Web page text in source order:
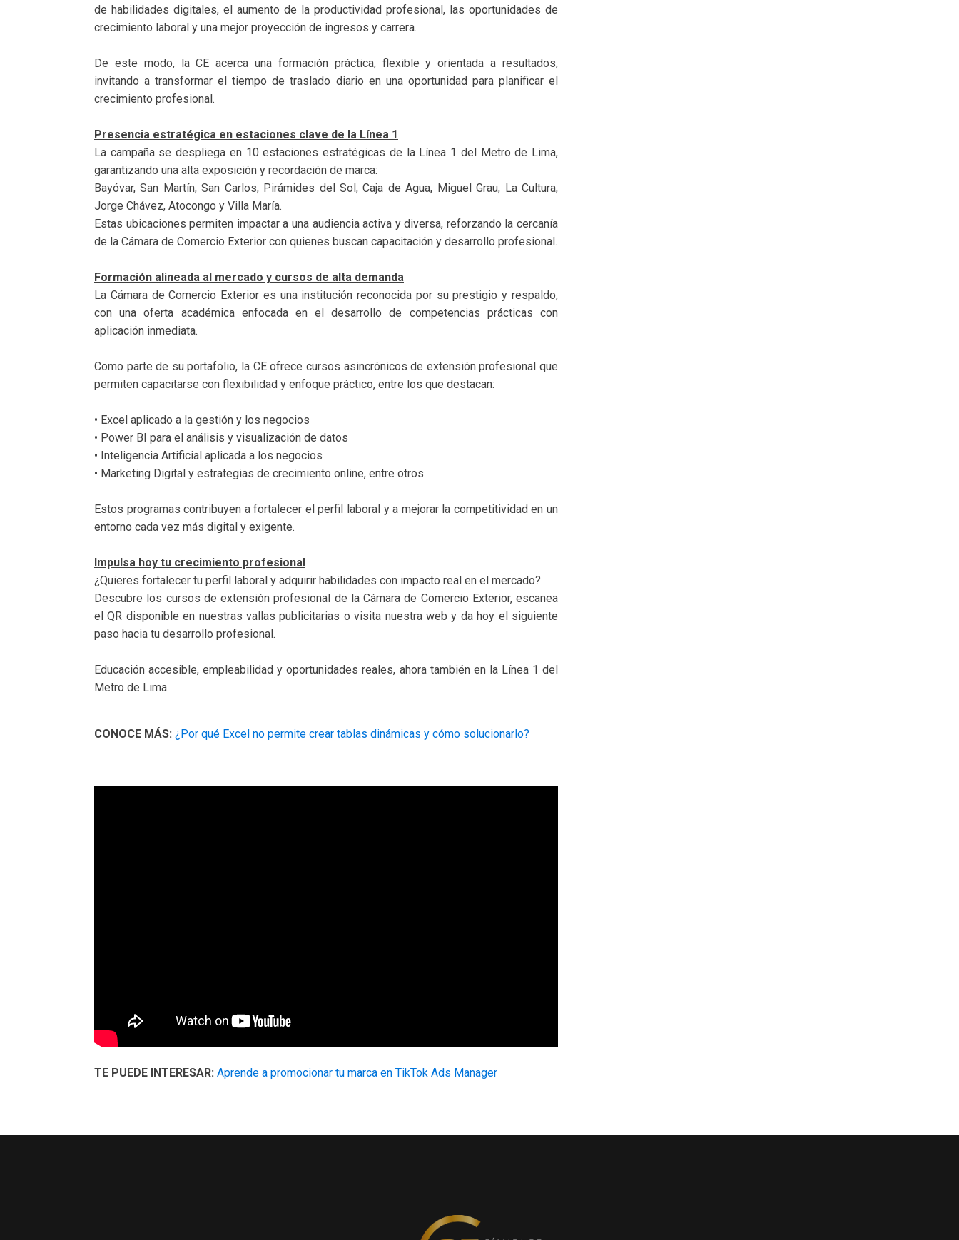
de habilidades digitales, el aumento de la productividad profesional, las oportunidades de
crecimiento laboral y una mejor proyección de ingresos y carrera.
De este modo, la CE acerca una formación práctica, flexible y orientada a resultados,
invitando a transformar el tiempo de traslado diario en una oportunidad para planificar el
crecimiento profesional.
Presencia estratégica en estaciones clave de la Línea 1
La campaña se despliega en 10 estaciones estratégicas de la Línea 1 del Metro de Lima,
garantizando una alta exposición y recordación de marca:
Bayóvar, San Martín, San Carlos, Pirámides del Sol, Caja de Agua, Miguel Grau, La Cultura,
Jorge Chávez, Atocongo y Villa María.
Estas ubicaciones permiten impactar a una audiencia activa y diversa, reforzando la cercanía
de la Cámara de Comercio Exterior con quienes buscan capacitación y desarrollo profesional.
Formación alineada al mercado y cursos de alta demanda
La Cámara de Comercio Exterior es una institución reconocida por su prestigio y respaldo,
con una oferta académica enfocada en el desarrollo de competencias prácticas con
aplicación inmediata.
Como parte de su portafolio, la CE ofrece cursos asincrónicos de extensión profesional que
permiten capacitarse con flexibilidad y enfoque práctico, entre los que destacan:
• Excel aplicado a la gestión y los negocios
• Power BI para el análisis y visualización de datos
• Inteligencia Artificial aplicada a los negocios
• Marketing Digital y estrategias de crecimiento online, entre otros
Estos programas contribuyen a fortalecer el perfil laboral y a mejorar la competitividad en un
entorno cada vez más digital y exigente.
Impulsa hoy tu crecimiento profesional
¿Quieres fortalecer tu perfil laboral y adquirir habilidades con impacto real en el mercado?
Descubre los cursos de extensión profesional de la Cámara de Comercio Exterior, escanea
el QR disponible en nuestras vallas publicitarias o visita nuestra web y da hoy el siguiente
paso hacia tu desarrollo profesional.
Educación accesible, empleabilidad y oportunidades reales, ahora también en la Línea 1 del
Metro de Lima.
CONOCE MÁS: ¿Por qué Excel no permite crear tablas dinámicas y cómo solucionarlo?
TE PUEDE INTERESAR: Aprende a promocionar tu marca en TikTok Ads Manager